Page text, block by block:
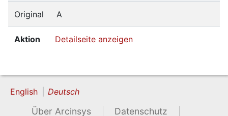
Original A
Aktion Detailseite anzeigen
English Deutsch
Über Arcinsys Datenschutz